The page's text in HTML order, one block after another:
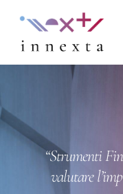
Hit enter to
“Strumenti
valutare